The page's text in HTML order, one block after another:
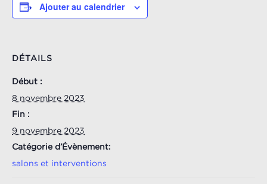
Ajouter au calendrier
DÉTAILS
Début :
8 novembre 2023
Fin :
9 novembre 2023
Catégorie d’Évènement:
salons et interventions